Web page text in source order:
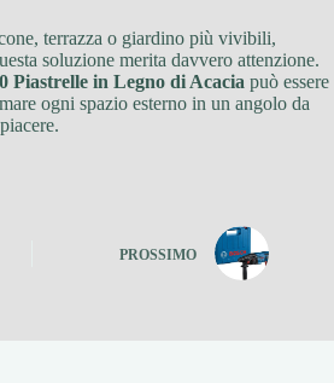
terrazza o giardino più vivibili,
soluzione merita davvero attenzione.
Piastrelle in Legno di Acacia può essere
ogni spazio esterno in un angolo da
PROSSIMO